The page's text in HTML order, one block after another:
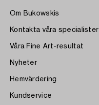
Om Bukowskis
Kontakta våra specialister
Våra Fine Art-resultat
Nyheter
Hemvärdering
Kundservice